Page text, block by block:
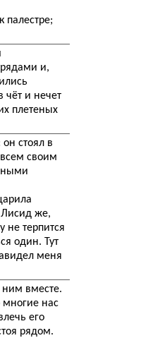
палестре;
и,
чёт и нечет
плетеных
стоял в
своим
же,
не терпится
один. Тут
меня
ним вместе.
многие нас
его
рядом.